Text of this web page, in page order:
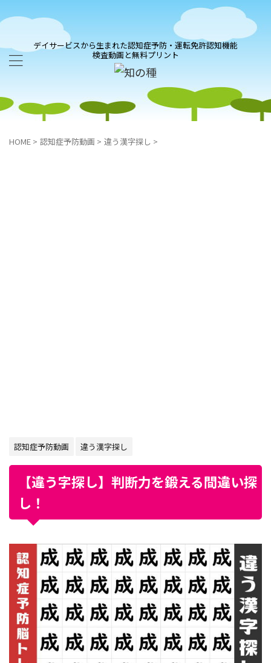
デイサービスから生まれた認知症予防・運転免許認知機能
検査動画と無料プリント
HOME > 認知症予防動画 > 違う漢字探し >
認知症予防動画 違う漢字探し
【違う字探し】判断力を鍛える間違い探
し！